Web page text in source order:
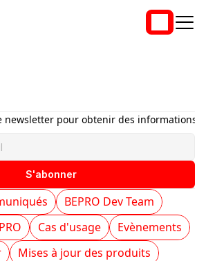
newsletter pour obtenir des informations !
S'abonner
BEPRO Dev Team
Cas d'usage
Evènements
Mises à jour des produits